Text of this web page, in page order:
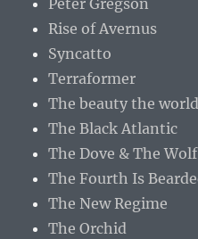
Peter Gregson
Rise of Avernus
Syncatto
Terraformer
The beauty the
The Black Atlantic
The Dove & The Wolf
The Fourth Is
The New Regime
The Orchid